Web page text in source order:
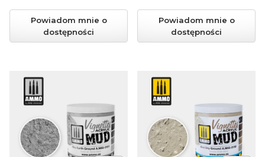
Powiadom mnie o
dostępności
Powiadom mnie o
dostępności